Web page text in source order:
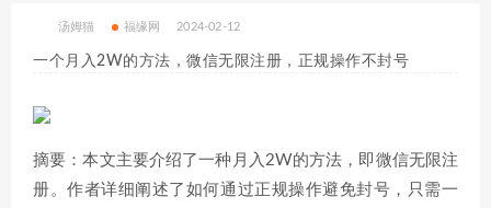
汤姆猫 福缘网 2024-02-12
一个月入2W的方法，微信无限注册，正规操作不封号
摘要：本文主要介绍了一种月入2W的方法，即微信无限注
册。作者详细阐述了如何通过正规操作避免封号，只需一